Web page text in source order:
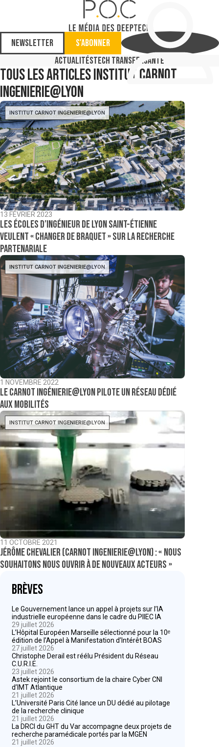
Newsletter
S'abonner
ActualitésTech TransferSanté
Tous les articlesInstitut Carnot
Ingenierie@lyon
INSTITUT CARNOT INGENIERIE@LYON
13 FÉVRIER 2023
Les écoles d’ingénieur de Lyon Saint-Étienne
veulent « changer de braquet » sur la recherche
partenariale
INSTITUT CARNOT INGENIERIE@LYON
1 NOVEMBRE 2022
Le Carnot Ingénierie@Lyon pilote un réseau dédié
aux mobilités
INSTITUT CARNOT INGENIERIE@LYON
11 OCTOBRE 2021
Jérôme Chevalier (Carnot Ingenierie@Lyon) : « Nous
souhaitons nous ouvrir à de nouveaux acteurs »
Brèves
Le Gouvernement lance un appel à projets sur l’IA
industrielle européenne dans le cadre du PIIEC IA
29 juillet 2026
L’Hôpital Européen Marseille sélectionné pour la 10ᵉ
édition de l’Appel à Manifestation d’Intérêt BOAS
27 juillet 2026
Christophe Derail est réélu Président du Réseau
C.U.R.I.E.
23 juillet 2026
Astek rejoint le consortium de la chaire Cyber CNI
d’IMT Atlantique
21 juillet 2026
L’Université Paris Cité lance un DU dédié au pilotage
de la recherche clinique
21 juillet 2026
La DRCI du GHT du Var accompagne deux projets de
recherche paramédicale portés par la MGEN
21 juillet 2026